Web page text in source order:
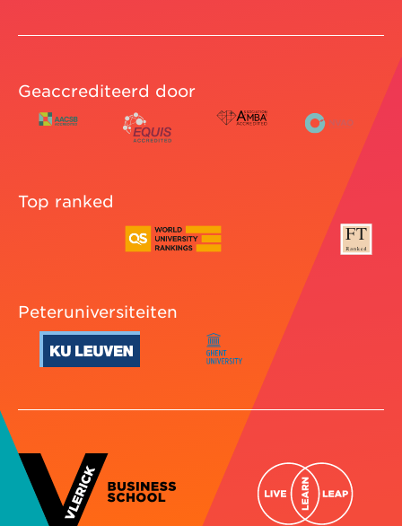
Geaccrediteerd door
Top ranked
Peteruniversiteiten